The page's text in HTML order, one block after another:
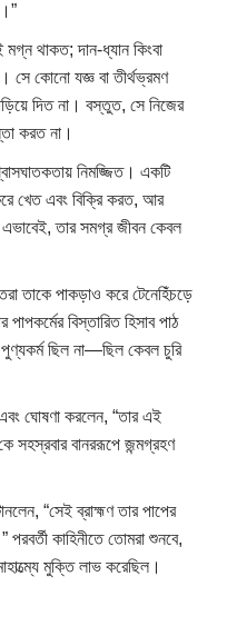
থাকত; দান-ধ্যান কিংবা
কোনো যজ্ঞ বা তীর্থভ্রমণ
দিত না। বস্তুত, সে নিজের
করত না।
নিমজ্জিত। একটি
খেত এবং বিক্রি করত, আর
তার সমগ্র জীবন কেবল
তাকে পাকড়াও করে টেনেহিঁচড়ে
বিস্তারিত হিসাব পাঠ
ছিল না—ছিল কেবল চুরি
ঘোষণা করলেন, “তার এই
সহস্রবার বানররূপে জন্মগ্রহণ
“সেই ব্রাহ্মণ তার পাপের
কাহিনীতে তোমরা শুনবে,
মুক্তি লাভ করেছিল।